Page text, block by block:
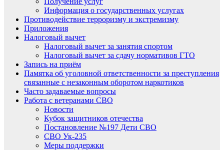
Информация о государственных услугах
Противодействие терроризму и экстремизму
Приложения
Налоговый вычет
Налоговый вычет за занятия спортом
Налоговый вычет за сдачу нормативов ГТО
Запись на приём
Памятка об уголовной ответственности за преступления
связанные с незаконным оборотом наркотиков
Часто задаваемые вопросы
Работа с ветеранами СВО
Новости
Кубок защитников отечества
Постановление №197 Дети СВО
СВО Ук-235
Меры поддержки